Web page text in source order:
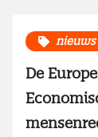
nieuws
De